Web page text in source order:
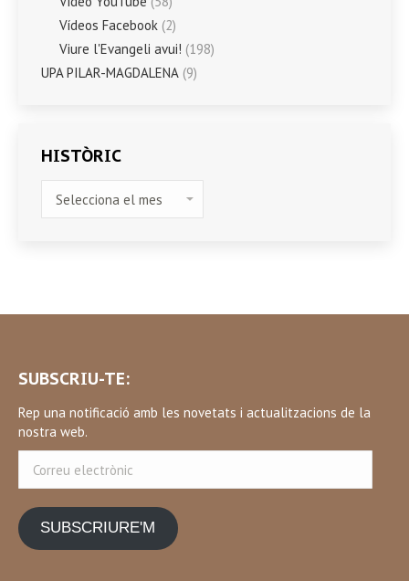
Vídeos Facebook (2)
Viure l'Evangeli avui! (198)
UPA PILAR-MAGDALENA (9)
HISTÒRIC
SUBSCRIU-TE:
Rep una notificació amb les novetats i actualitzacions de la
nostra web.
electrònic
SUBSCRIURE'M